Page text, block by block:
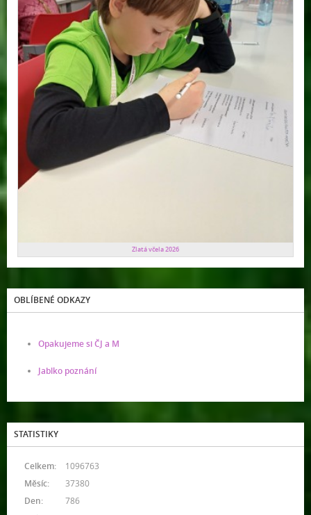
Zlatá včela 2026
OBLÍBENÉ ODKAZY
Opakujeme si ČJ a M
Jablko poznání
STATISTIKY
Celkem:
1096763
Měsíc:
37380
Den:
786